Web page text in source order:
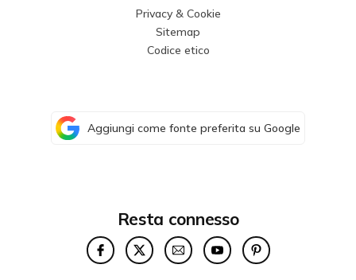
Privacy & Cookie
Sitemap
Codice etico
Aggiungi come fonte preferita su Google
Resta connesso